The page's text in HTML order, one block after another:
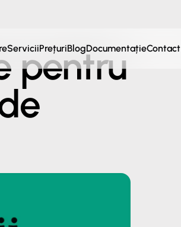
ServiciiPrețuriBlogDocumentațieContact
pentru